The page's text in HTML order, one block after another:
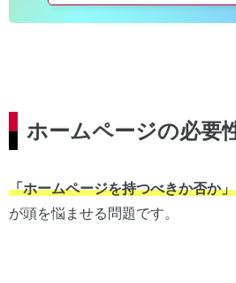
ホームページの必要
「ホームページを持つべきか否か」
が頭を悩ませる問題です。